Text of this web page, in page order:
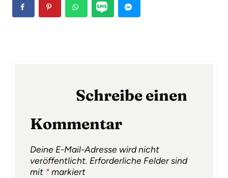
Schreibe einen
Kommentar
Deine E-Mail-Adresse wird nicht
veröffentlicht. Erforderliche Felder sind
mit *markiert